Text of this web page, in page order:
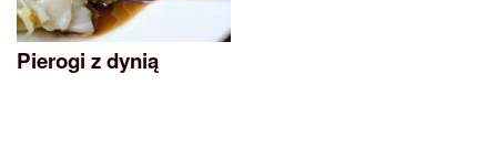
Pierogi z dynią